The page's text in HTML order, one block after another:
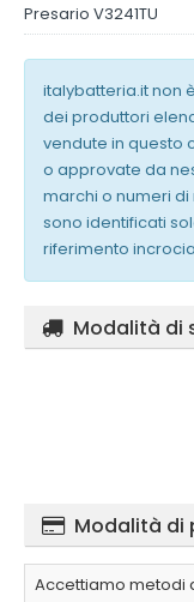
Presario V3241TU
italybatteria.it non
dei produttori
vendute in questo
o approvate da
marchi o numeri
sono identificati
riferimento
Modalità di
Modalità di
Accettiamo metodi